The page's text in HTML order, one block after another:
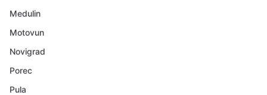
Medulin
Motovun
Novigrad
Porec
Pula